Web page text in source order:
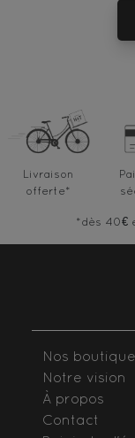
Livraison
offerte*
*dès 40€
Nos
Notre vision
À propos
Contact